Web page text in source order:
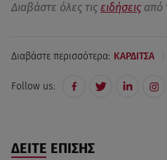
Διαβάστε όλες τις ειδήσεις από
Διαβάστε περισσότερα: ΚΑΡΔΙΤΣΑ
Follow us:
ΔΕΙΤΕ ΕΠΙΣΗΣ